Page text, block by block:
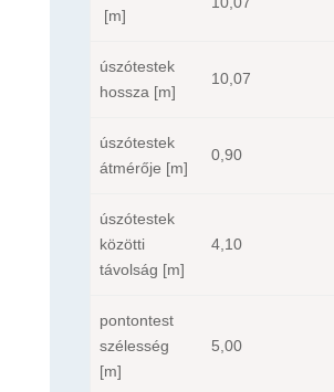
[m]
úszótestek
hossza [m]
10,07
úszótestek
átmérője [m]
0,90
úszótestek
közötti
távolság [m]
4,10
pontontest
szélesség
[m]
5,00